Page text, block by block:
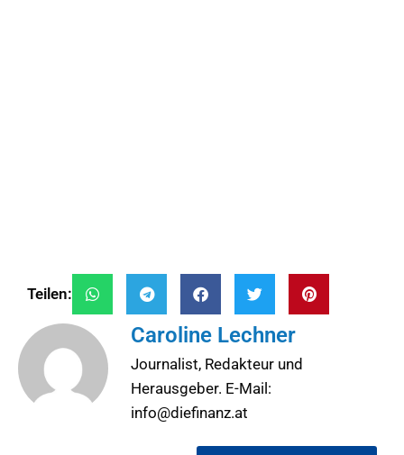
Teilen:
Caroline Lechner
Journalist, Redakteur und
Herausgeber. E-Mail:
info@diefinanz.at